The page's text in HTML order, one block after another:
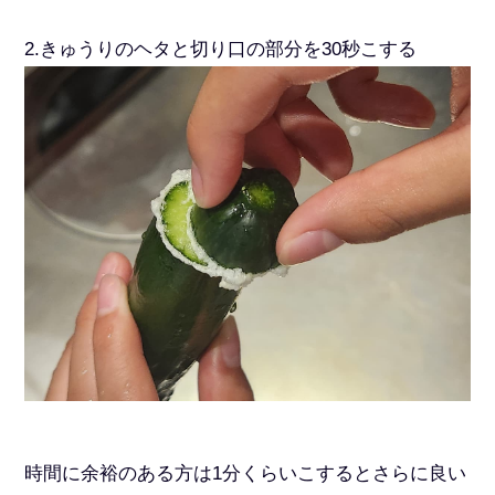
2.きゅうりのヘタと切り口の部分を30秒こする
時間に余裕のある方は1分くらいこするとさらに良い